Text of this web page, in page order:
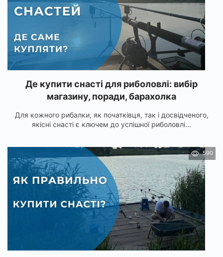
Де купити снасті для риболовлі: вибір
магазину, поради, барахолка
Для кожного рибалки, як початківця, так і досвідченого,
якісні снасті є ключем до успішної риболовлі...
590